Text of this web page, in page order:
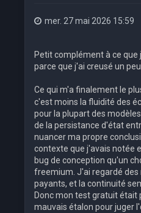
mer. 27 mai 2026 15:59
Petit complément à ce que
parce que j'ai creusé un
Ce qui m'a finalement le
c'est moins la fluidité des
pour la plupart des
de la persistance d'état
nuancer ma propre
contexte que j'avais notée
bug de conception qu'un
freemium. J'ai regardé
payants, et la continuité
Donc mon test gratuit était
mauvais étalon pour juger